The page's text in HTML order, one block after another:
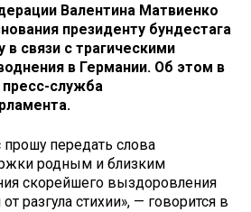
Валентина Матвиенко
президенту бундестага
связи с трагическими
в Германии. Об этом в
служба
прошу передать слова
родным и близким
скорейшего выздоровления
разгула стихии», — говорится в